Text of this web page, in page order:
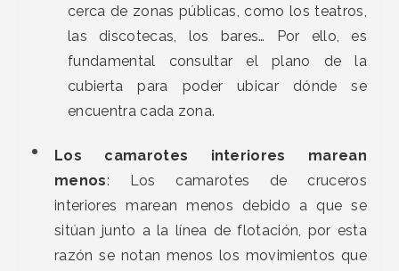
cerca de zonas públicas, como los teatros,
las discotecas, los bares… Por ello, es
fundamental consultar el plano de la
cubierta para poder ubicar dónde se
encuentra cada zona.
Los camarotes interiores marean
menos: Los camarotes de cruceros
interiores marean menos debido a que se
sitúan junto a la línea de flotación, por esta
razón se notan menos los movimientos que